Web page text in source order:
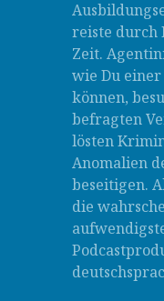
reiste durch
Zeit.
wie Du
können,
befragten
lösten
Anomalien
beseitigen.
die